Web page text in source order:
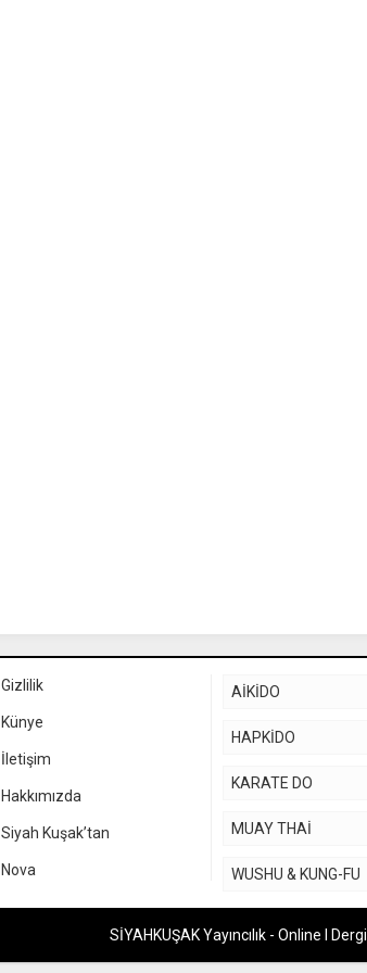
Gizlilik
Künye
İletişim
Hakkımızda
Siyah Kuşak’tan
Nova
AİKİDO
HAPKİDO
KARATE DO
MUAY THAİ
WUSHU & KUNG-FU
SİYAHKUŞAK Yayıncılık - Online I Dergi